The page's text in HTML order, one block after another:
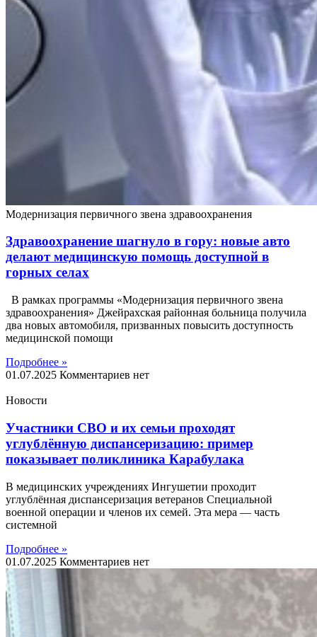
Модернизация первичного звена здравоохранения
Здравоохранение шагнуло в гору: новые авто
делают медицинскую помощь доступной в
горных селах
В рамках программы «Модернизация первичного звена
здравоохранения» Джейрахская районная больница получила
два новых автомобиля, призванных повысить доступность
медицинской помощи
Подробнее »
01.07.2025 Комментариев нет
Новости
Участники СВО и их семьи проходят
углублённую диспансеризацию: пример
показывает поликлиника Карабулака
В медицинских учреждениях Ингушетии проходит
углублённая диспансеризация ветеранов Специальной
военной операции и членов их семей. Эта мера — часть
системной
Подробнее »
01.07.2025 Комментариев нет